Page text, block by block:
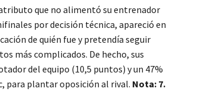
que no alimentó su entrenador
por decisión técnica, apareció en
de quién fue y pretendía seguir
más complicados. De hecho, sus
del equipo (10,5 puntos) y un 47%
para plantar oposición al rival. Nota: 7.